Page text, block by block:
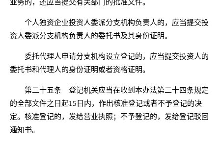
业务的，还应当提交有关部门的批准文件。
个人独资企业投资人委派分支机构负责人的，应当提交投
资人委派分支机构负责人的委托书及其身份证明。
委托代理人申请分支机构设立登记的，应当提交投资人的
委托书和代理人的身份证明或者资格证明。
第二十五条 登记机关应当在收到本办法第二十四条规定
的全部文件之日起15日内，作出核准登记或者不予登记的决
定。核准登记的，发给营业执照；不予登记的，发给登记驳回
通知书。